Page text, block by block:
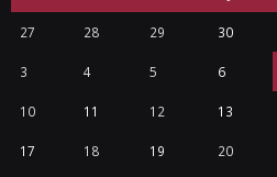
27 28 29 30
3 4 5 6
10 11 12 13
17 18 19 20